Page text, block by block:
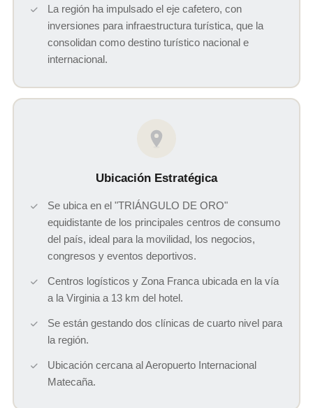
La región ha impulsado el eje cafetero, con
inversiones para infraestructura turística, que la
consolidan como destino turístico nacional e
internacional.
Ubicación Estratégica
Se ubica en el "TRIÁNGULO DE ORO"
equidistante de los principales centros de consumo
del país, ideal para la movilidad, los negocios,
congresos y eventos deportivos.
Centros logísticos y Zona Franca ubicada en la vía
a la Virginia a 13 km del hotel.
Se están gestando dos clínicas de cuarto nivel para
la región.
Ubicación cercana al Aeropuerto Internacional
Matecaña.